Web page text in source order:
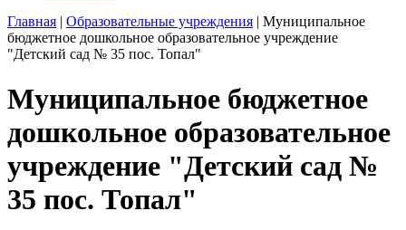
Главная | Образовательные учреждения | Муниципальное
бюджетное дошкольное образовательное учреждение
"Детский сад № 35 пос. Топал"
Муниципальное бюджетное
дошкольное образовательное
учреждение "Детский сад №
35 пос. Топал"